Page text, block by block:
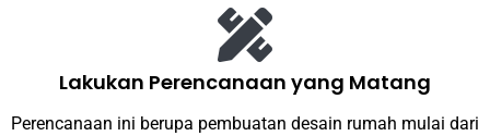
Lakukan Perencanaan yang Matang
Perencanaan ini berupa pembuatan desain rumah mulai dari